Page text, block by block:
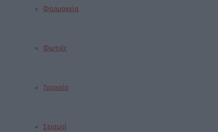
Φαρμακεία
Φωτιές
Τροχαία
Σεισμοί